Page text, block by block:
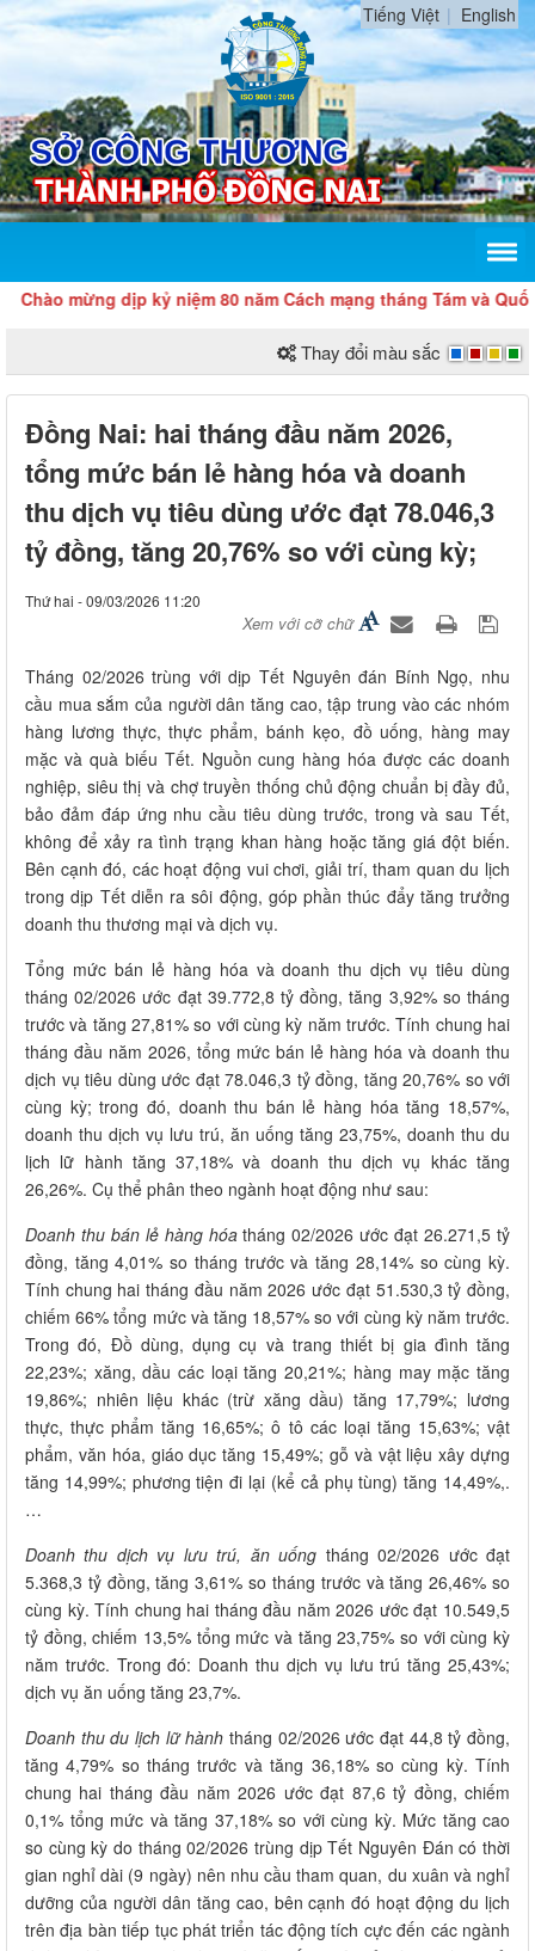
Tiếng Việt English
mừng dịp kỷ niệm 80 năm Cách mạng tháng Tám và Quốc
Thay đổi màu sắc
Đồng Nai: hai tháng đầu năm 2026,
tổng mức bán lẻ hàng hóa và doanh
thu dịch vụ tiêu dùng ước đạt 78.046,3
tỷ đồng, tăng 20,76% so với cùng kỳ;
Thứ hai - 09/03/2026 11:20
Xem với cỡ chữ
Tháng 02/2026 trùng với dịp Tết Nguyên đán Bính Ngọ, nhu
cầu mua sắm của người dân tăng cao, tập trung vào các nhóm
hàng lương thực, thực phẩm, bánh kẹo, đồ uống, hàng may
mặc và quà biếu Tết. Nguồn cung hàng hóa được các doanh
nghiệp, siêu thị và chợ truyền thống chủ động chuẩn bị đầy đủ,
bảo đảm đáp ứng nhu cầu tiêu dùng trước, trong và sau Tết,
không để xảy ra tình trạng khan hàng hoặc tăng giá đột biến.
Bên cạnh đó, các hoạt động vui chơi, giải trí, tham quan du lịch
trong dịp Tết diễn ra sôi động, góp phần thúc đẩy tăng trưởng
doanh thu thương mại và dịch vụ.
Tổng mức bán lẻ hàng hóa và doanh thu dịch vụ tiêu dùng
tháng 02/2026 ước đạt 39.772,8 tỷ đồng, tăng 3,92% so tháng
trước và tăng 27,81% so với cùng kỳ năm trước. Tính chung hai
tháng đầu năm 2026, tổng mức bán lẻ hàng hóa và doanh thu
dịch vụ tiêu dùng ước đạt 78.046,3 tỷ đồng, tăng 20,76% so với
cùng kỳ; trong đó, doanh thu bán lẻ hàng hóa tăng 18,57%,
doanh thu dịch vụ lưu trú, ăn uống tăng 23,75%, doanh thu du
lịch lữ hành tăng 37,18% và doanh thu dịch vụ khác tăng
26,26%. Cụ thể phân theo ngành hoạt động như sau:
Doanh thu bán lẻ hàng hóatháng 02/2026 ước đạt 26.271,5 tỷ
đồng, tăng 4,01% so tháng trước và tăng 28,14% so cùng kỳ.
Tính chung hai tháng đầu năm 2026 ước đạt 51.530,3 tỷ đồng,
chiếm 66% tổng mức và tăng 18,57% so với cùng kỳ năm trước.
Trong đó, Đồ dùng, dụng cụ và trang thiết bị gia đình tăng
22,23%; xăng, dầu các loại tăng 20,21%; hàng may mặc tăng
19,86%; nhiên liệu khác (trừ xăng dầu) tăng 17,79%; lương
thực, thực phẩm tăng 16,65%; ô tô các loại tăng 15,63%; vật
phẩm, văn hóa, giáo dục tăng 15,49%; gỗ và vật liệu xây dựng
tăng 14,99%; phương tiện đi lại (kể cả phụ tùng) tăng 14,49%,.
…
Doanh thu dịch vụ lưu trú, ăn uống tháng 02/2026 ước đạt
5.368,3 tỷ đồng, tăng 3,61% so tháng trước và tăng 26,46% so
cùng kỳ. Tính chung hai tháng đầu năm 2026 ước đạt 10.549,5
tỷ đồng, chiếm 13,5% tổng mức và tăng 23,75% so với cùng kỳ
năm trước. Trong đó: Doanh thu dịch vụ lưu trú tăng 25,43%;
dịch vụ ăn uống tăng 23,7%.
Doanh thu du lịch lữ hành tháng 02/2026 ước đạt 44,8 tỷ đồng,
tăng 4,79% so tháng trước và tăng 36,18% so cùng kỳ. Tính
chung hai tháng đầu năm 2026 ước đạt 87,6 tỷ đồng, chiếm
0,1% tổng mức và tăng 37,18% so với cùng kỳ. Mức tăng cao
so cùng kỳ do tháng 02/2026 trùng dịp Tết Nguyên Đán có thời
gian nghỉ dài (9 ngày) nên nhu cầu tham quan, du xuân và nghỉ
dưỡng của người dân tăng cao, bên cạnh đó hoạt động du lịch
trên địa bàn tiếp tục phát triển tác động tích cực đến các ngành